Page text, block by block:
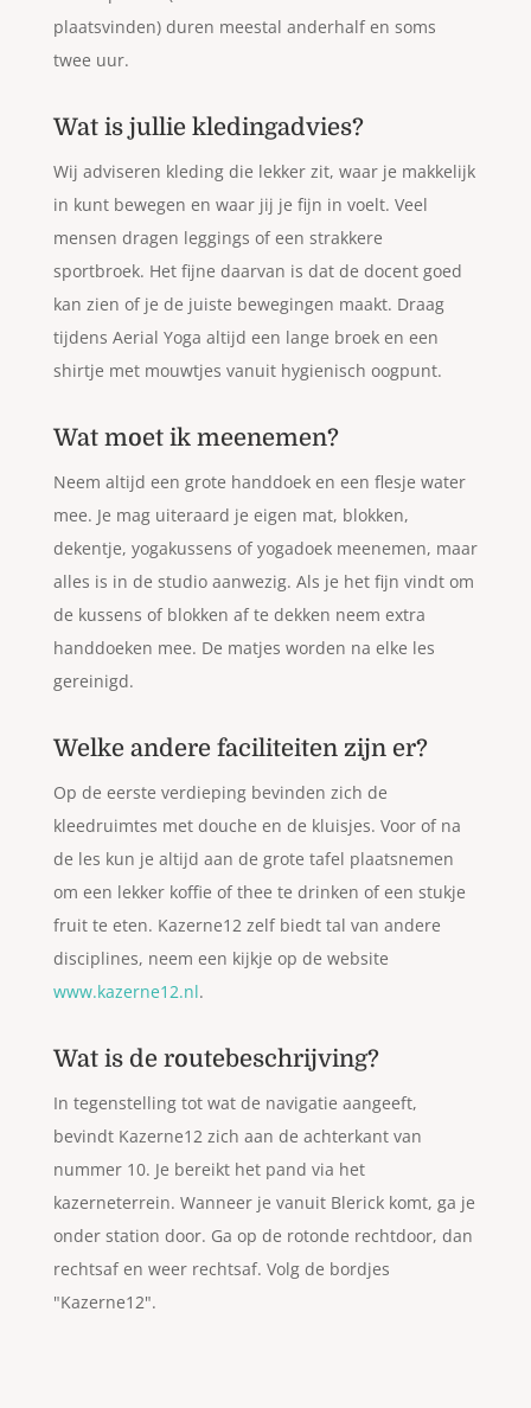
plaatsvinden) duren meestal anderhalf en soms
twee uur.
Wat is jullie kledingadvies?
Wij adviseren kleding die lekker zit, waar je makkelijk
in kunt bewegen en waar jij je fijn in voelt. Veel
mensen dragen leggings of een strakkere
sportbroek. Het fijne daarvan is dat de docent goed
kan zien of je de juiste bewegingen maakt. Draag
tijdens Aerial Yoga altijd een lange broek en een
shirtje met mouwtjes vanuit hygienisch oogpunt.
Wat moet ik meenemen?
Neem altijd een grote handdoek en een flesje water
mee. Je mag uiteraard je eigen mat, blokken,
dekentje, yogakussens of yogadoek meenemen, maar
alles is in de studio aanwezig. Als je het fijn vindt om
de kussens of blokken af te dekken neem extra
handdoeken mee. De matjes worden na elke les
gereinigd.
Welke andere faciliteiten zijn er?
Op de eerste verdieping bevinden zich de
kleedruimtes met douche en de kluisjes. Voor of na
de les kun je altijd aan de grote tafel plaatsnemen
om een lekker koffie of thee te drinken of een stukje
fruit te eten. Kazerne12 zelf biedt tal van andere
disciplines, neem een kijkje op de website
www.kazerne12.nl.
Wat is de routebeschrijving?
In tegenstelling tot wat de navigatie aangeeft,
bevindt Kazerne12 zich aan de achterkant van
nummer 10. Je bereikt het pand via het
kazerneterrein. Wanneer je vanuit Blerick komt, ga je
onder station door. Ga op de rotonde rechtdoor, dan
rechtsaf en weer rechtsaf. Volg de bordjes
"Kazerne12".